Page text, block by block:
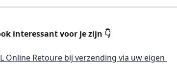
interessant voor je zijn 👇
Online Retoure bij verzending via uw eigen